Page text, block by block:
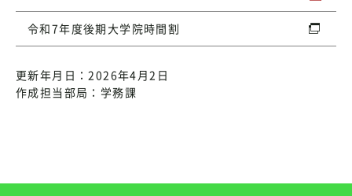
令和7年度後期大学院時間割
更新年月日：2026年4月2日
作成担当部局：学務課